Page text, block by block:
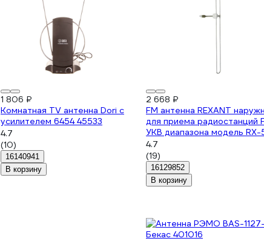
1 806 ₽
Комнатная TV антенна Dori с
усилителем 6454 45533
4.7
(10)
16140941
В корзину
2 668 ₽
FM антенна REXANT
для приема радиостанций
УКВ диапазона модель RX-
34-0553
4.7
(19)
16129852
В корзину